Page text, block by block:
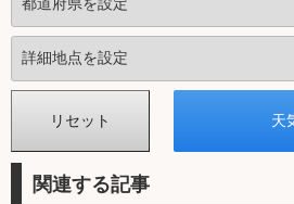
関連する記事